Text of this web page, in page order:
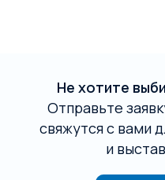
Не хотите
Отправьте
свяжутся с вами
и